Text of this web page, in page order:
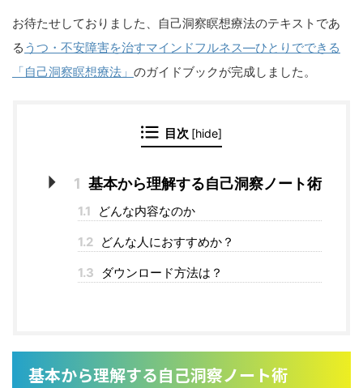
お待たせしておりました、自己洞察瞑想療法のテキストであ
る うつ・不安障害を治すマインドフルネス―ひとりでできる
「自己洞察瞑想療法」 のガイドブックが完成しました。
目次 [hide]
1 基本から理解する自己洞察ノート術
1.1
どんな内容なのか
1.2 どんな人におすすめか？
1.3
ダウンロード方法は？
基本から理解する自己洞察ノート術